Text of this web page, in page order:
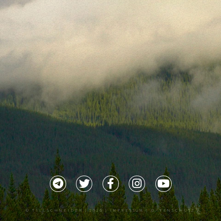
©TILLSCHNEIDER | 2026 |IMPRESSUM |DATENSCHUTZ